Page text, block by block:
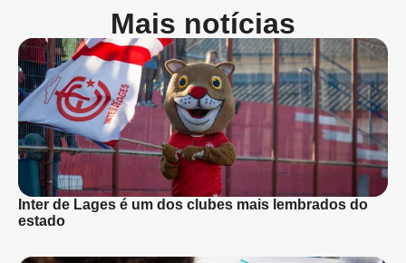
Mais notícias
Inter de Lages é um dos clubes mais lembrados do
estado